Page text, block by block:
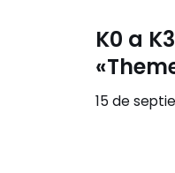
K0 a
15 de